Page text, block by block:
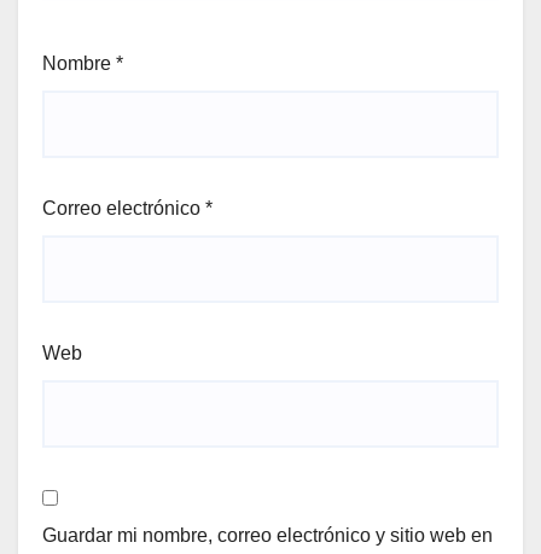
Nombre *
Correo electrónico *
Web
Guardar mi nombre, correo electrónico y sitio web en